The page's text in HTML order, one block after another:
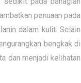
penuaan pada
dalam kulit. Selain
bengkak di
dan menjadi kelihatan